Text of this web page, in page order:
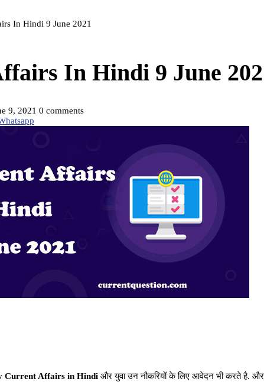
In Hindi 9 June 2021
In Hindi 9 June
9, 2021 0 comments
Current Affairs in Hindi और युवा उन नौकरियों के लिए आवेदन भी करते है. और